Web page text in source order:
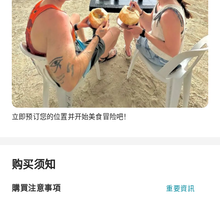
立即预订您的位置并开始美食冒险吧！
购买须知
購買注意事項 重要資訊